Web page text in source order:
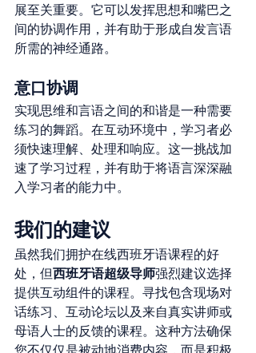
展至关重要。它可以发挥思想和嘴巴之
间的协调作用，并有助于形成自发言语
所需的神经通路。
意口协调
实现思维和言语之间的和谐是一种需要
练习的舞蹈。在互动环境中，学习者必
须快速理解、处理和响应。这一挑战加
速了学习过程，并有助于将语言深深融
入学习者的能力中。
我们的建议
虽然我们拥护在线西班牙语课程的好
处，但西班牙语超级导师强烈建议选择
提供互动组件的课程。寻找包含现场对
话练习、互动论坛以及来自真实讲师或
母语人士的反馈的课程。这种方法确保